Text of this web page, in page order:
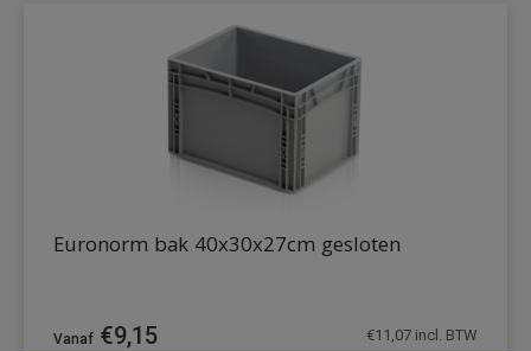
Euronorm bak 40x30x27cm gesloten
€9,15 €11,07 incl. BTW